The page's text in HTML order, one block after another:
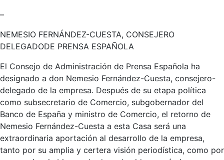
–
NEMESIO FERNÁNDEZ-CUESTA, CONSEJERO
DELEGADODE PRENSA ESPAÑOLA
El Consejo de Administración de Prensa Española ha
designado a don Nemesio Fernández-Cuesta, consejero-
delegado de la empresa. Después de su etapa política
como subsecretario de Comercio, subgobernador del
Banco de España y ministro de Comercio, el retorno de
Nemesio Fernández-Cuesta a esta Casa será una
extraordinaria aportación al desarrollo de la empresa,
tanto por su amplia y certera visión periodística, como por